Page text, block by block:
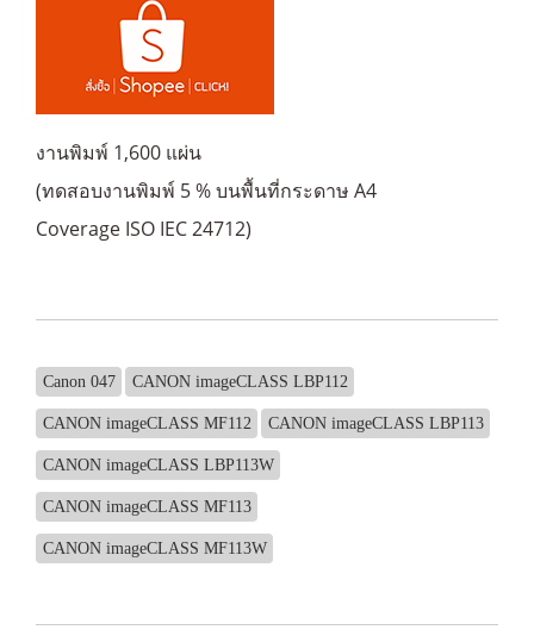
งานพิมพ์ 1,600 แผ่น
(ทดสอบงานพิมพ์ 5 % บนพื้นที่กระดาษ A4
Coverage ISO IEC 24712)
Canon 047 CANON imageCLASS LBP112
CANON imageCLASS MF112 CANON imageCLASS LBP113
CANON imageCLASS LBP113W
CANON imageCLASS MF113
CANON imageCLASS MF113W